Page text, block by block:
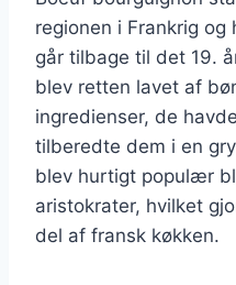
regionen i Frankrig
går tilbage til det 19.
blev retten lavet af
ingredienser, de
tilberedte dem i en
blev hurtigt populær
aristokrater, hvilket
del af fransk køkken.